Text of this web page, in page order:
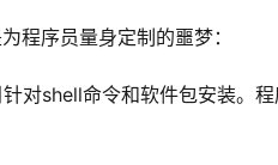
程序员量身定制的噩梦：
针对shell命令和软件包安装。